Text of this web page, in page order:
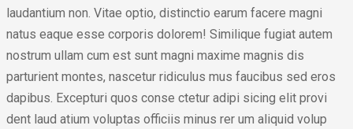
laudantium non. Vitae optio, distinctio earum facere magni
natus eaque esse corporis dolorem! Similique fugiat autem
nostrum ullam cum est sunt magni maxime magnis dis
parturient montes, nascetur ridiculus mus faucibus sed eros
dapibus. Excepturi quos conse ctetur adipi sicing elit provi
dent laud atium voluptas officiis minus rer um aliquid volup